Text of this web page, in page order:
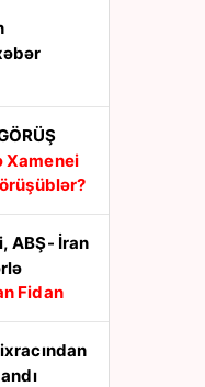
Xamenei
Fidan